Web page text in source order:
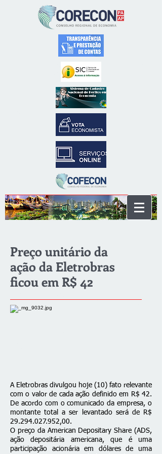
Preço unitário da
ação da Eletrobras
ficou em R$ 42
A Eletrobras divulgou hoje (10) fato relevante
com o valor de cada ação definido em R$ 42.
De acordo com o comunicado da empresa, o
montante total a ser levantado será de R$
29.294.027.952,00.
O preço da American Depositary Share (ADS,
ação depositária americana, que é uma
participação acionária em dólares de uma